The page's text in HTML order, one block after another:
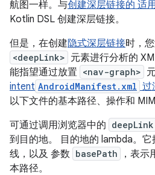
航图一样。与创建深层链接的 适
Kotlin DSL 创建深层链接。
但是，在创建隐式深层链接时，
<deepLink> 元素进行分析的
能指望通过放置 <nav-graph>
intent AndroidManifest.xml 过
以下文件的基本路径、操作和
可通过调用浏览器中的 deepLink
到目的地。 目的地的 lambda。
线，以及 参数 basePath
，表
本路径。